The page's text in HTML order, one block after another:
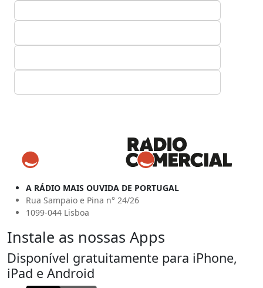
A RÁDIO MAIS OUVIDA DE PORTUGAL
Rua Sampaio e Pina n° 24/26
1099-044 Lisboa
Instale as nossas Apps
Disponível gratuitamente para iPhone,
iPad e Android